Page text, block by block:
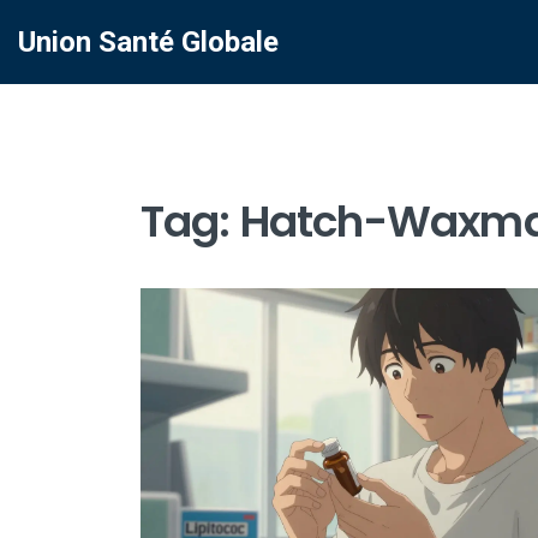
Union Santé Globale
Tag: Hatch-